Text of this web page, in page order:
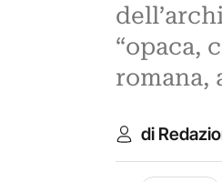
“opaca,
romana,
di